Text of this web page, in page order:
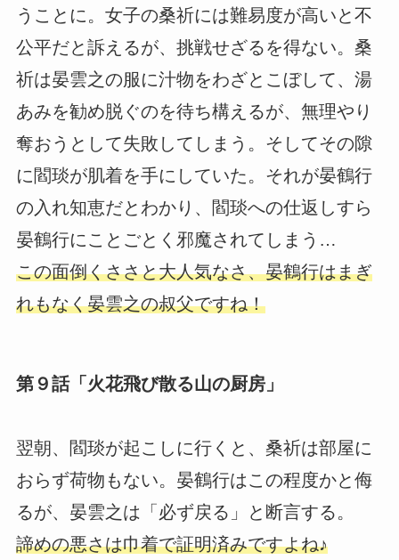
うことに。女子の桑祈には難易度が高いと不
公平だと訴えるが、挑戦せざるを得ない。桑
祈は晏雲之の服に汁物をわざとこぼして、湯
あみを勧め脱ぐのを待ち構えるが、無理やり
奪おうとして失敗してしまう。そしてその隙
に閻琰が肌着を手にしていた。それが晏鶴行
の入れ知恵だとわかり、閻琰への仕返しすら
晏鶴行にことごとく邪魔されてしまう…
この面倒くささと大人気なさ、晏鶴行はまぎ
れもなく晏雲之の叔父ですね！
第９話「火花飛び散る山の厨房」
翌朝、閻琰が起こしに行くと、桑祈は部屋に
おらず荷物もない。晏鶴行はこの程度かと侮
るが、晏雲之は「必ず戻る」と断言する。
諦めの悪さは巾着で証明済みですよね♪